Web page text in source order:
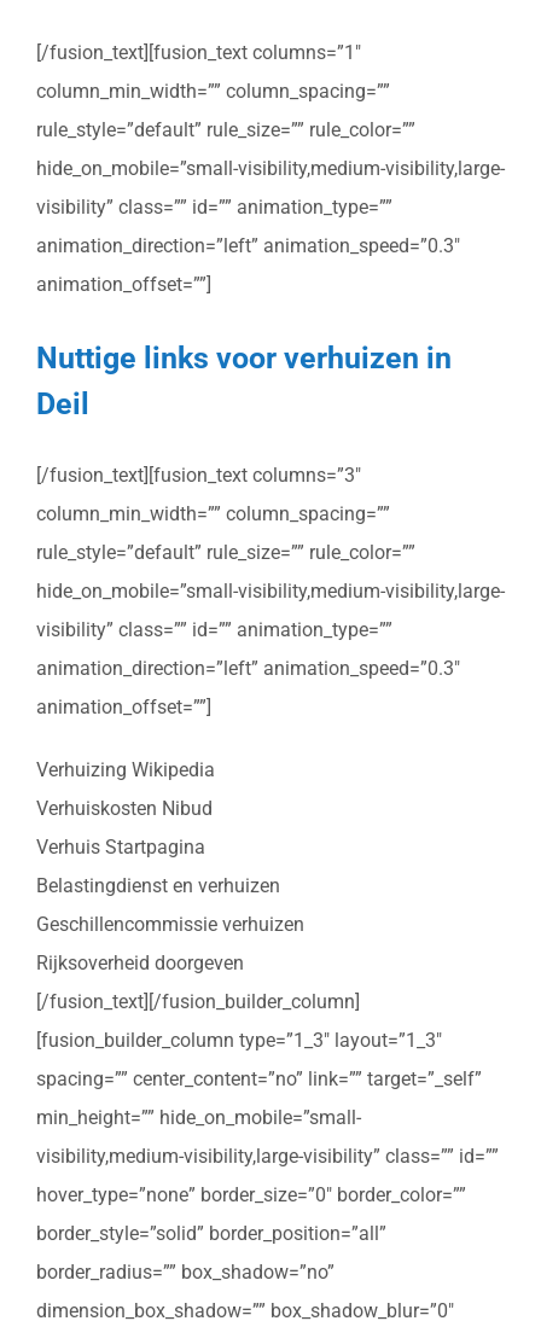
[/fusion_text][fusion_text columns=”1″
column_min_width=”” column_spacing=””
rule_style=”default” rule_size=”” rule_color=””
hide_on_mobile=”small-visibility,medium-visibility,large-
visibility” class=”” id=”” animation_type=””
animation_direction=”left” animation_speed=”0.3″
animation_offset=””]
Nuttige links voor verhuizen in
Deil
[/fusion_text][fusion_text columns=”3″
column_min_width=”” column_spacing=””
rule_style=”default” rule_size=”” rule_color=””
hide_on_mobile=”small-visibility,medium-visibility,large-
visibility” class=”” id=”” animation_type=””
animation_direction=”left” animation_speed=”0.3″
animation_offset=””]
Verhuizing Wikipedia
Verhuiskosten Nibud
Verhuis Startpagina
Belastingdienst en verhuizen
Geschillencommissie verhuizen
Rijksoverheid doorgeven
[/fusion_text][/fusion_builder_column]
[fusion_builder_column type=”1_3″ layout=”1_3″
spacing=”” center_content=”no” link=”” target=”_self”
min_height=”” hide_on_mobile=”small-
visibility,medium-visibility,large-visibility” class=”” id=””
hover_type=”none” border_size=”0″ border_color=””
border_style=”solid” border_position=”all”
border_radius=”” box_shadow=”no”
dimension_box_shadow=”” box_shadow_blur=”0″